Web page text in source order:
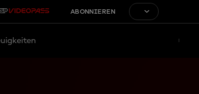
ABONNIEREN